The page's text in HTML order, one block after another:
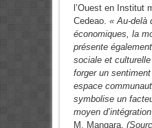
l’Ouest en Institut
Cedeao. « Au-delà
économiques, la
présente
sociale et
forger un sentiment
espace
symbolise un
moyen
M. Mangara.